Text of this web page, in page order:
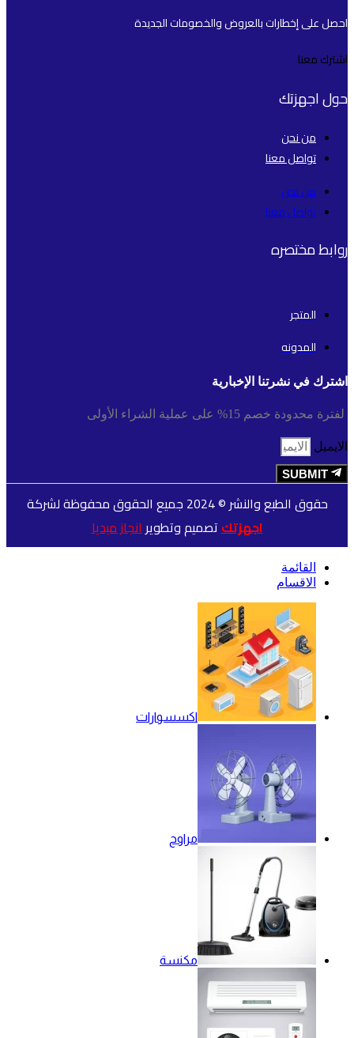
احصل على إخطارات بالعروض والخصومات الجديدة
اشترك معنا
حول اجهزتك
من نحن
تواصل معنا
من نحن
تواصل معنا
روابط مختصره
المتجر
المدونه
اشترك في نشرتنا الإخبارية
لفترة محدودة خصم 15% على عملية الشراء الأولى
الايميل
SUBMIT
حقوق الطبع والنشر © 2024 جميع الحقوق محفوظة لشركة
اجهزتكتصميم وتطويرانجاز ميديا
القائمة
الاقسام
اكسسوارات
مراوح
مكنسة